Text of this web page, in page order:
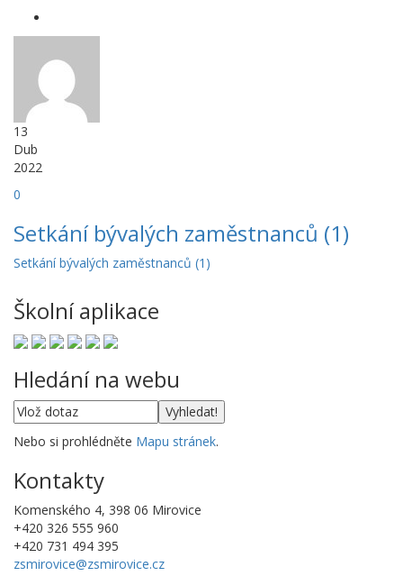
13
Dub
2022
0
Setkání bývalých zaměstnanců (1)
Setkání bývalých zaměstnanců (1)
Školní aplikace
Hledání na webu
Nebo si prohlédněte Mapu stránek.
Kontakty
Komenského 4, 398 06 Mirovice
+420 326 555 960
+420 731 494 395
zsmirovice@zsmirovice.cz